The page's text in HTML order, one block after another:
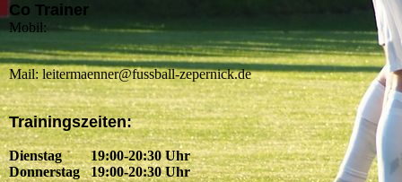
Co Trainer
Mobil:
Mail: leitermaenner@fussball-zepernick.de
Trainingszeiten:
Dienstag 19:00-20:30 Uhr
Donnerstag 19:00-20:30 Uhr